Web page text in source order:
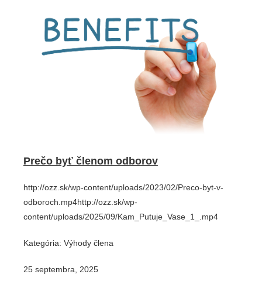
Prečo byť členom odborov
http://ozz.sk/wp-content/uploads/2023/02/Preco-byt-v-
odboroch.mp4http://ozz.sk/wp-
content/uploads/2025/09/Kam_Putuje_Vase_1_.mp4
Kategória: Výhody člena
25 septembra, 2025